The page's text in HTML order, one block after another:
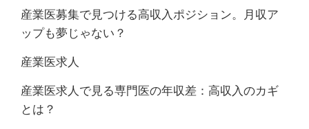
産業医募集で見つける高収入ポジション。月収ア
ップも夢じゃない？
産業医求人
産業医求人で見る専門医の年収差：高収入のカギ
とは？